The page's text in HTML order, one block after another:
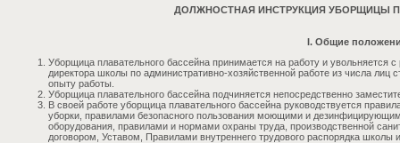
ДОЛЖНОСТНАЯ ИНСТРУКЦИЯ УБОРЩИЦЫ
I. Общие
Уборщица плавательного бассейна принимается на работу и увольняется
директора школы по административно-хозяйственной работе из числа лиц
опыту работы.
Уборщица плавательного бассейна подчиняется непосредственно
В своей работе уборщица плавательного бассейна руководствуется
уборки, правилами безопасного пользования моющими и
оборудования, правилами и нормами охраны труда, производственной
договором, Уставом, Правилами внутреннего трудового распорядка школы